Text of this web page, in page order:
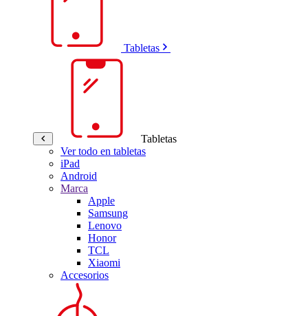
Tabletas
Tabletas
Ver todo en tabletas
iPad
Android
Marca
Apple
Samsung
Lenovo
Honor
TCL
Xiaomi
Accesorios